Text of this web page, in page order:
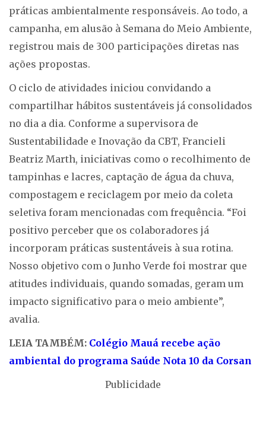
práticas ambientalmente responsáveis. Ao todo, a
campanha, em alusão à Semana do Meio Ambiente,
registrou mais de 300 participações diretas nas
ações propostas.
O ciclo de atividades iniciou convidando a
compartilhar hábitos sustentáveis já consolidados
no dia a dia. Conforme a supervisora de
Sustentabilidade e Inovação da CBT, Francieli
Beatriz Marth, iniciativas como o recolhimento de
tampinhas e lacres, captação de água da chuva,
compostagem e reciclagem por meio da coleta
seletiva foram mencionadas com frequência. “Foi
positivo perceber que os colaboradores já
incorporam práticas sustentáveis à sua rotina.
Nosso objetivo com o Junho Verde foi mostrar que
atitudes individuais, quando somadas, geram um
impacto significativo para o meio ambiente”,
avalia.
LEIA TAMBÉM: Colégio Mauá recebe ação
ambiental do programa Saúde Nota 10 da Corsan
Publicidade